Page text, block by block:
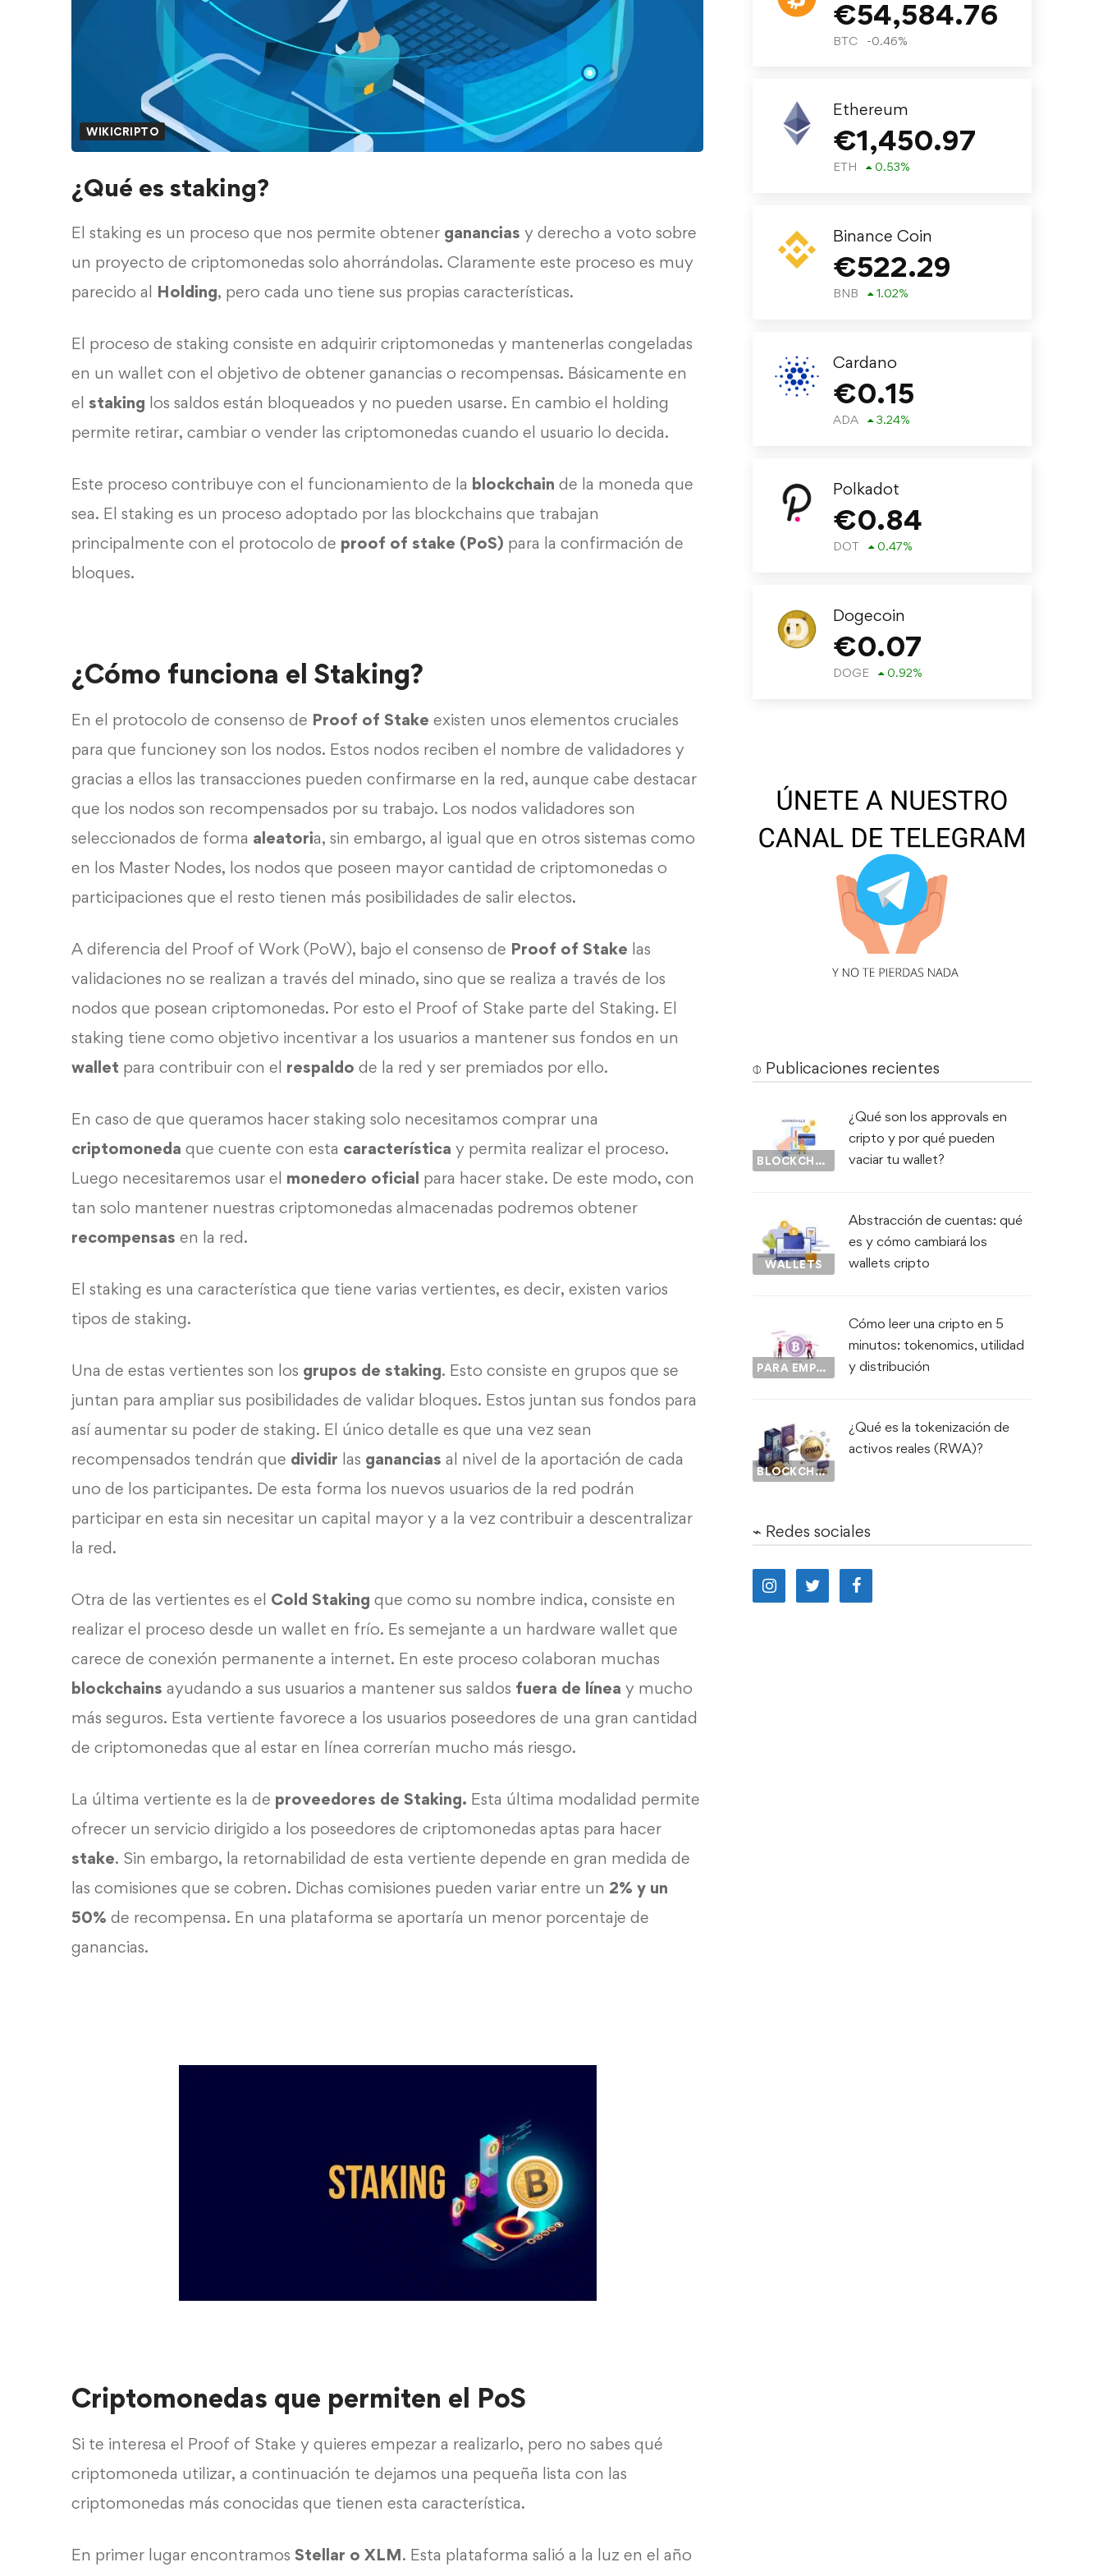
WIKICRIPTO
¿Qué es staking?
El staking es un proceso que nos permite obtener ganancias y derecho a voto sobre
un proyecto de criptomonedas solo ahorrándolas. Claramente este proceso es muy
parecido al Holding, pero cada uno tiene sus propias características.
El proceso de staking consiste en adquirir criptomonedas y mantenerlas congeladas
en un wallet con el objetivo de obtener ganancias o recompensas. Básicamente en
el staking los saldos están bloqueados y no pueden usarse. En cambio el holding
permite retirar, cambiar o vender las criptomonedas cuando el usuario lo decida.
Este proceso contribuye con el funcionamiento de la blockchain de la moneda que
sea. El staking es un proceso adoptado por las blockchains que trabajan
principalmente con el protocolo de proof of stake (PoS) para la confirmación de
bloques.
¿Cómo funciona el Staking?
En el protocolo de consenso de Proof of Stake existen unos elementos cruciales
para que funcioney son los nodos. Estos nodos reciben el nombre de validadores y
gracias a ellos las transacciones pueden confirmarse en la red, aunque cabe destacar
que los nodos son recompensados por su trabajo. Los nodos validadores son
seleccionados de forma aleatoria, sin embargo, al igual que en otros sistemas como
en los Master Nodes, los nodos que poseen mayor cantidad de criptomonedas o
participaciones que el resto tienen más posibilidades de salir electos.
A diferencia del Proof of Work (PoW), bajo el consenso de Proof of Stake las
validaciones no se realizan a través del minado, sino que se realiza a través de los
nodos que posean criptomonedas. Por esto el Proof of Stake parte del Staking. El
staking tiene como objetivo incentivar a los usuarios a mantener sus fondos en un
wallet para contribuir con el respaldo de la red y ser premiados por ello.
En caso de que queramos hacer staking solo necesitamos comprar una
criptomoneda que cuente con esta característica y permita realizar el proceso.
Luego necesitaremos usar el monedero oficial para hacer stake. De este modo, con
tan solo mantener nuestras criptomonedas almacenadas podremos obtener
recompensas en la red.
El staking es una característica que tiene varias vertientes, es decir, existen varios
tipos de staking.
Una de estas vertientes son los grupos de staking. Esto consiste en grupos que se
juntan para ampliar sus posibilidades de validar bloques. Estos juntan sus fondos para
así aumentar su poder de staking. El único detalle es que una vez sean
recompensados tendrán que dividir las ganancias al nivel de la aportación de cada
uno de los participantes. De esta forma los nuevos usuarios de la red podrán
participar en esta sin necesitar un capital mayor y a la vez contribuir a descentralizar
la red.
Otra de las vertientes es el Cold Staking que como su nombre indica, consiste en
realizar el proceso desde un wallet en frío. Es semejante a un hardware wallet que
carece de conexión permanente a internet. En este proceso colaboran muchas
blockchains ayudando a sus usuarios a mantener sus saldos fuera de línea y mucho
más seguros. Esta vertiente favorece a los usuarios poseedores de una gran cantidad
de criptomonedas que al estar en línea correrían mucho más riesgo.
La última vertiente es la de proveedores de Staking. Esta última modalidad permite
ofrecer un servicio dirigido a los poseedores de criptomonedas aptas para hacer
stake. Sin embargo, la retornabilidad de esta vertiente depende en gran medida de
las comisiones que se cobren. Dichas comisiones pueden variar entre un 2% y un
50% de recompensa. En una plataforma se aportaría un menor porcentaje de
ganancias.
Criptomonedas que permiten el PoS
Si te interesa el Proof of Stake y quieres empezar a realizarlo, pero no sabes qué
criptomoneda utilizar, a continuación te dejamos una pequeña lista con las
criptomonedas más conocidas que tienen esta característica.
En primer lugar encontramos Stellar o XLM. Esta plataforma salió a la luz en el año
€54,584.76
BTC -0.46%
Ethereum
€1,450.97
ETH 0.53%
Binance Coin
€522.29
BNB 1.02%
Cardano
€0.15
ADA 3.24%
Polkadot
€0.84
DOT 0.47%
Dogecoin
€0.07
DOGE 0.92%
⌽ Publicaciones recientes
BLOCKCHAIN
¿Qué son los approvals en
cripto y por qué pueden
vaciar tu wallet?
WALLETS
Abstracción de cuentas: qué
es y cómo cambiará los
wallets cripto
PARA EMPEZAR...
Cómo leer una cripto en 5
minutos: tokenomics, utilidad
y distribución
BLOCKCHAIN
¿Qué es la tokenización de
activos reales (RWA)?
⌁ Redes sociales